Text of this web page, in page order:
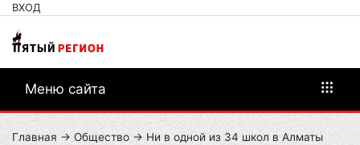
ВХОД
Меню сайта
Главная → Общество → Ни в одной из 34 школ в Алматы